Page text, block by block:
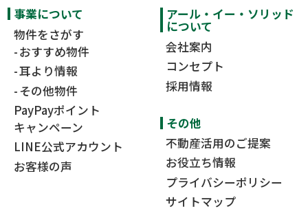
事業について
物件をさがす
おすすめ物件
耳より情報
その他物件
PayPayポイント
キャンペーン
LINE公式アカウント
お客様の声
アール・イー・ソリッド
について
会社案内
コンセプト
採用情報
その他
不動産活用のご提案
お役立ち情報
プライバシーポリシー
サイトマップ